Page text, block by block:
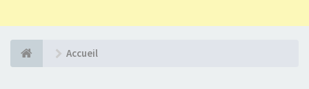
Accueil